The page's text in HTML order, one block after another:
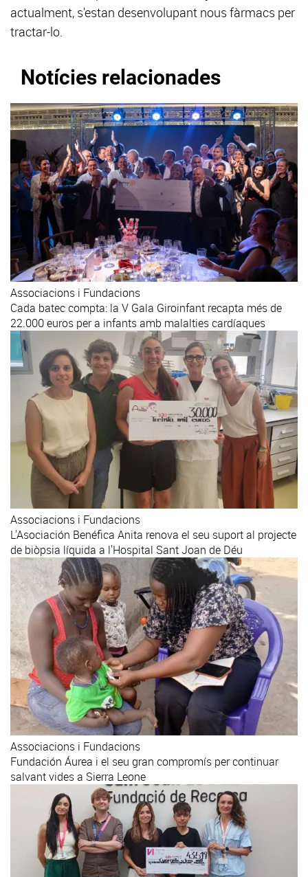
actualment, s'estan desenvolupant nous fàrmacs per
tractar-lo.
Notícies relacionades
Associacions i Fundacions
Cada batec compta: la V Gala Giroinfant recapta més de
22.000 euros per a infants amb malalties cardíaques
Associacions i Fundacions
L'Asociación Benéfica Anita renova el seu suport al projecte
de biòpsia líquida a l'Hospital Sant Joan de Déu
Associacions i Fundacions
Fundación Áurea i el seu gran compromís per continuar
salvant vides a Sierra Leone